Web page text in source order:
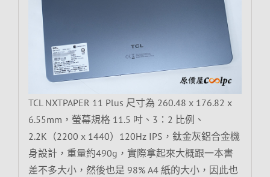
TCL NXTPAPER 11 Plus 尺寸為 260.48 x 176.82 x
6.55mm，螢幕規格 11.5 吋、3：2 比例、
2.2K（2200 x 1440）120Hz IPS，鈦金灰鋁合金機
身設計，重量約490g，實際拿起來大概跟一本書
差不多大小，然後也是 98% A4 紙的大小，因此也